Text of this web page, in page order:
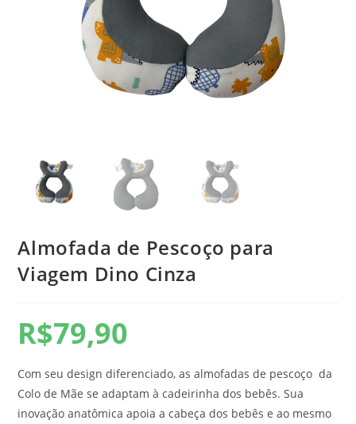
Almofada de Pescoço para
Viagem Dino Cinza
R$79,90
Com seu design diferenciado, as almofadas de pescoço da
Colo de Mãe se adaptam à cadeirinha dos bebês. Sua
inovação anatômica apoia a cabeça dos bebês e ao mesmo